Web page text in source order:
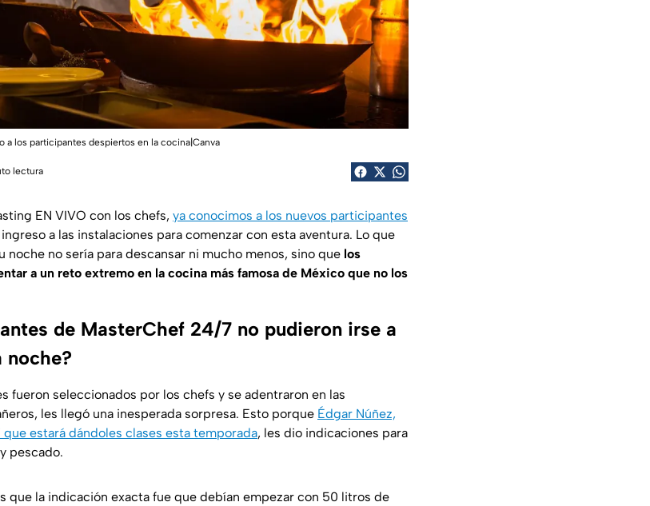
a los participantes despiertos en la cocina|Canva
lectura
EN VIVO con los chefs, ya conocimos a los nuevos participantes
a las instalaciones para comenzar con esta aventura. Lo que
noche no sería para descansar ni mucho menos, sino que los
a un reto extremo en la cocina más famosa de México que no los
de MasterChef 24/7 no pudieron irse a
noche?
fueron seleccionados por los chefs y se adentraron en las
les llegó una inesperada sorpresa. Esto porque Édgar Núñez,
estará dándoles clases esta temporada, les dio indicaciones para
pescado.
que la indicación exacta fue que debían empezar con 50 litros de